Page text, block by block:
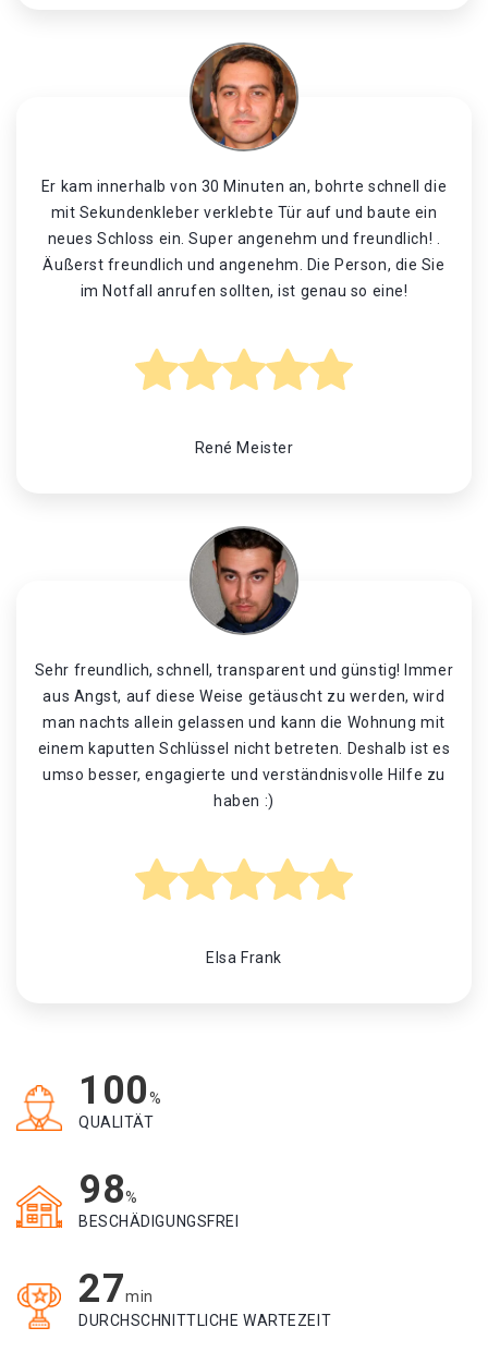
Er kam innerhalb von 30 Minuten an, bohrte schnell die
mit Sekundenkleber verklebte Tür auf und baute ein
neues Schloss ein. Super angenehm und freundlich! .
Äußerst freundlich und angenehm. Die Person, die Sie
im Notfall anrufen sollten, ist genau so eine!
René Meister
Sehr freundlich, schnell, transparent und günstig! Immer
aus Angst, auf diese Weise getäuscht zu werden, wird
man nachts allein gelassen und kann die Wohnung mit
einem kaputten Schlüssel nicht betreten. Deshalb ist es
umso besser, engagierte und verständnisvolle Hilfe zu
haben :)
Elsa Frank
100%
QUALITÄT
98%
BESCHÄDIGUNGSFREI
27min
DURCHSCHNITTLICHE WARTEZEIT